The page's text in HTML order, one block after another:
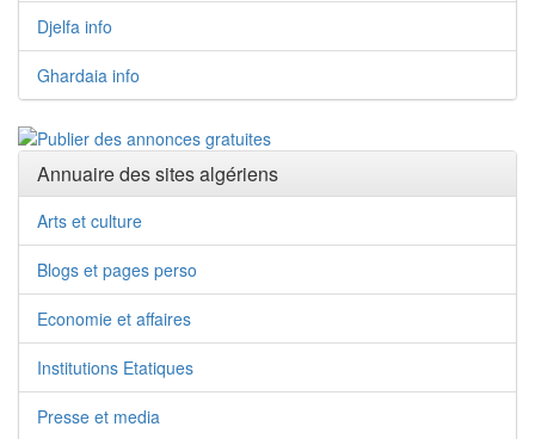
Djelfa info
Ghardaia info
Annuaire des sites algériens
Arts et culture
Blogs et pages perso
Economie et affaires
Institutions Etatiques
Presse et media